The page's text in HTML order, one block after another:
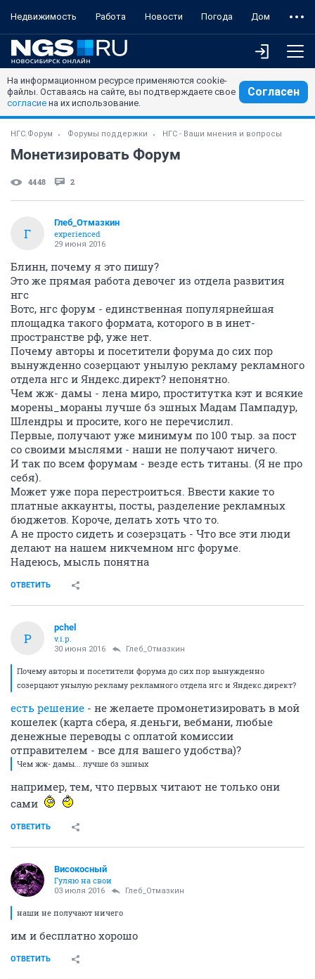
Недвижимость Работа Новости Погода Дом
На информационном ресурсе применяются cookie-
файлы. Оставаясь на сайте, вы подтверждаете свое
согласие на их использование.
Согласен
НГС.Форум Форумы поддержки НГС - Ваши мнения и вопросы
Монетизировать Форум
4448 2
Г
Глеб_Отмазкин
experienced
29 июня 2016
Блинн, почему я это пишу?
Это же прямая работа девочег из отдела развития
нгс
Вотс, нгс форум - единственная популярнейшая
площадка такого формата, которого в в инет-
пространстве рф, уже нет.
Почему авторы и посетители форума до сих пор
вынужденно созерцают унылую рекламу рекламного
отдела нгс и Яндекс.директ? непонятно.
Чем жж- дамы - лена миро, проститутка кэт и всякие
морены_мораны лучше бз эшных Мадам Пампадур,
Шлендры и просите, кого не перечислил.
Первые, получают уже минимум по 100 тыр. за пост
со своими мыслями - наши не получают ничего.
И так по всем форумам - везде есть титаны. (Я не про
себя).
Может уже пора перестроиться. Ввести какие то
платные аккаунты, посты, разделение рекламных
бюджетов. Короче, делать хоть что то.
А не просто сидеть и созерзцать - Что все эти люди
делают на нашем никчемном нгс форуме.
Надеюсь, мысль понятна
ОТВЕТИТЬ
P
pchel
v.i.p.
30 июня 2016 Глеб_Отмазкин
Почему авторы и посетители форума до сих пор вынужденно
созерцают унылую рекламу рекламного отдела нгс и Яндекс.директ?
есть решение - не желаете промонетизировать в мой
кошелек (карта сбера, я.деньги, вебмани, любые
денежные переводы с оплатой комиссии
отправителем - все для вашего удобства)?
Чем жж- дамы... лучше бз эшных
например, тем, что первых читают не только они
сами
ОТВЕТИТЬ
Високосный
Гуляю на свои
03 июля 2016 Глеб_Отмазкин
наши не получают ничего
им и бесплатно хорошо
ОТВЕТИТЬ